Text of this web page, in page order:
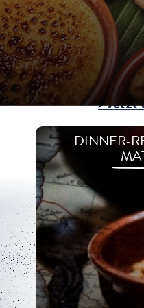
Übrigens:
Interessentenliste
> Jetzt
DINNER-